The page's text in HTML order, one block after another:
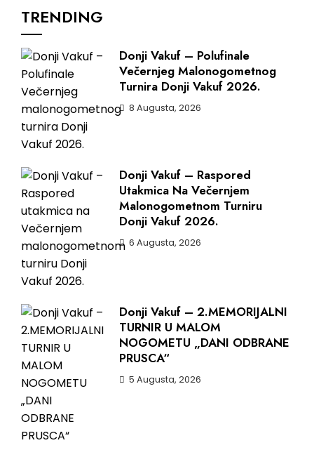
TRENDING
Donji Vakuf – Polufinale
Večernjeg Malonogometnog
Turnira Donji Vakuf 2026.
8 Augusta, 2026
Donji Vakuf – Raspored
Utakmica Na Večernjem
Malonogometnom Turniru
Donji Vakuf 2026.
6 Augusta, 2026
Donji Vakuf – 2.MEMORIJALNI
TURNIR U MALOM
NOGOMETU „DANI ODBRANE
PRUSCA“
5 Augusta, 2026